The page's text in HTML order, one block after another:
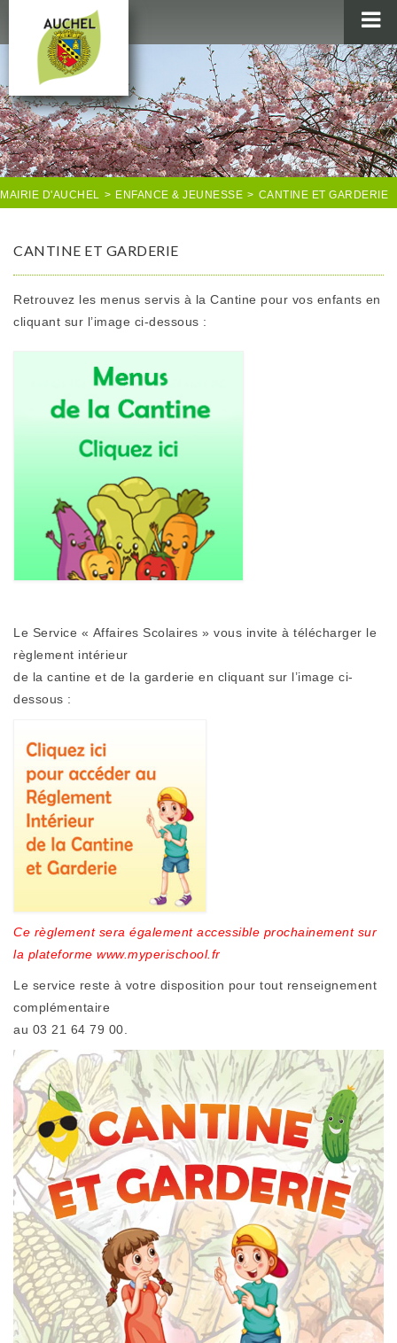
MAIRIE
AU QUOTIDIEN
AGENDA & LOISIRS
AUCHEL EN IMAGES
MAIRIE D'AUCHEL > ENFANCE & JEUNESSE > CANTINE ET GARDERIE
CANTINE ET GARDERIE
Retrouvez les menus servis à la Cantine pour vos enfants en
cliquant sur l’image ci-dessous :
Le Service « Affaires Scolaires » vous invite à télécharger le
règlement intérieur
de la cantine et de la garderie en cliquant sur l’image ci-
dessous :
Ce règlement sera également accessible prochainement sur
la plateforme www.myperischool.fr
Le service reste à votre disposition pour tout renseignement
complémentaire
au 03 21 64 79 00.